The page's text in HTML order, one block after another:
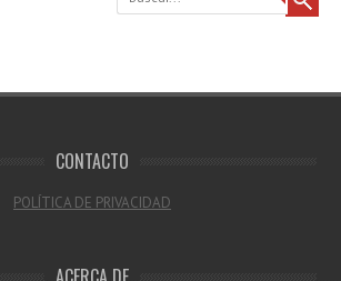
CONTACTO
POLÍTICA DE PRIVACIDAD